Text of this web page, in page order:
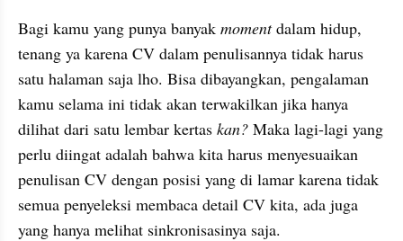
Bagi kamu yang punya banyak moment dalam hidup,
tenang ya karena CV dalam penulisannya tidak harus
satu halaman saja lho. Bisa dibayangkan, pengalaman
kamu selama ini tidak akan terwakilkan jika hanya
dilihat dari satu lembar kertas kan? Maka lagi-lagi yang
perlu diingat adalah bahwa kita harus menyesuaikan
penulisan CV dengan posisi yang di lamar karena tidak
semua penyeleksi membaca detail CV kita, ada juga
yang hanya melihat sinkronisasinya saja.